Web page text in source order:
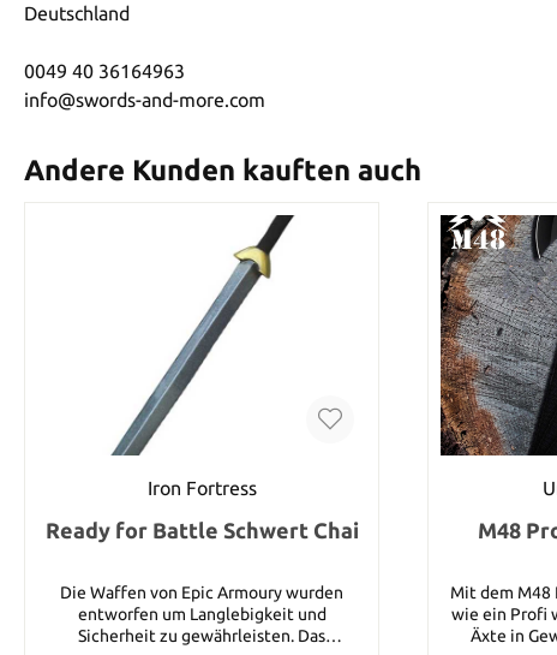
Deutschland
0049 40 36164963
info@swords-and-more.com
Andere Kunden kauften auch
Iron Fortress
Ready for Battle Schwert Chai
Die Waffen von Epic Armoury wurden
entworfen um Langlebigkeit und
Sicherheit zu gewährleisten. Das
M48
Mit dem M48
wie ein Profi
Äxte in